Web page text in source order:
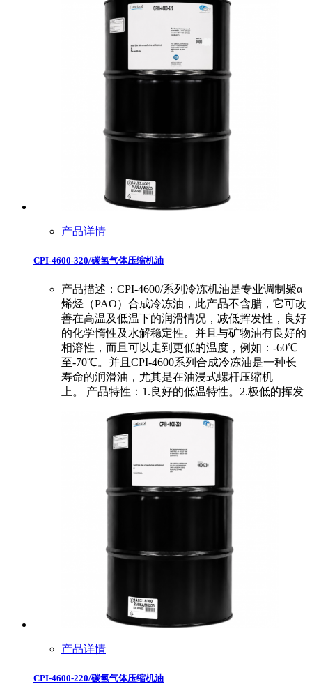
产品详情
CPI-4600-320/碳氢气体压缩机油
产品描述：CPI-4600/系列冷冻机油是专业调制聚α
烯烃（PAO）合成冷冻油，此产品不含腊，它可改
善在高温及低温下的润滑情况，减低挥发性，良好
的化学惰性及水解稳定性。并且与矿物油有良好的
相溶性，而且可以走到更低的温度，例如：-60℃
至-70℃。并且CPI-4600系列合成冷冻油是一种长
寿命的润滑油，尤其是在油浸式螺杆压缩机
上。 产品特性：1.良好的低温特性。2.极低的挥发
产品详情
CPI-4600-220/碳氢气体压缩机油